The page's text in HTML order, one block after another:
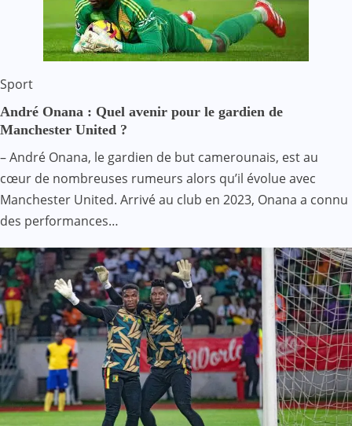
Sport
André Onana : Quel avenir pour le gardien de
Manchester United ?
– André Onana, le gardien de but camerounais, est au
cœur de nombreuses rumeurs alors qu’il évolue avec
Manchester United. Arrivé au club en 2023, Onana a connu
des performances…